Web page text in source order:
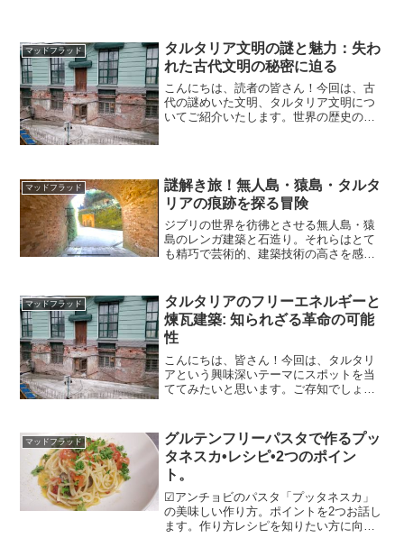
マッドフラッド
タルタリア文明の謎と魅力：失わ
れた古代文明の秘密に迫る
こんにちは、読者の皆さん！今回は、古
代の謎めいた文明、タルタリア文明につ
いてご紹介いたします。世界の歴史の中
マッドフラッド
謎解き旅！無人島・猿島・タルタ
リアの痕跡を探る冒険
ジブリの世界を彷彿とさせる無人島・猿
島のレンガ建築と石造り。それらはとて
も精巧で芸術的、建築技術の高さを感じ
治期に築造されたという公式の見解に疑
問を抱き、横須賀...
マッドフラッド
タルタリアのフリーエネルギーと
煉瓦建築: 知られざる革命の可能
性
こんにちは、皆さん！今回は、タルタリ
アという興味深いテーマにスポットを当
ててみたいと思います。ご存知でしょう
明されていない秘密が隠されていると言
われています。特に、フリ...
マッドフラッド
グルテンフリーパスタで作るプッ
タネスカ•レシピ•2つのポイン
ト。
☑アンチョビのパスタ「プッタネスカ」
の美味しい作り方。ポイントを2つお話し
ます。作り方レシピを知りたい方に向け